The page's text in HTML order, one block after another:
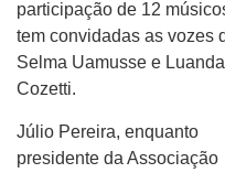
participação de 12
tem convidadas as vozes
Selma Uamusse e Luanda
Cozetti.
Júlio Pereira, enquanto
presidente da Associação